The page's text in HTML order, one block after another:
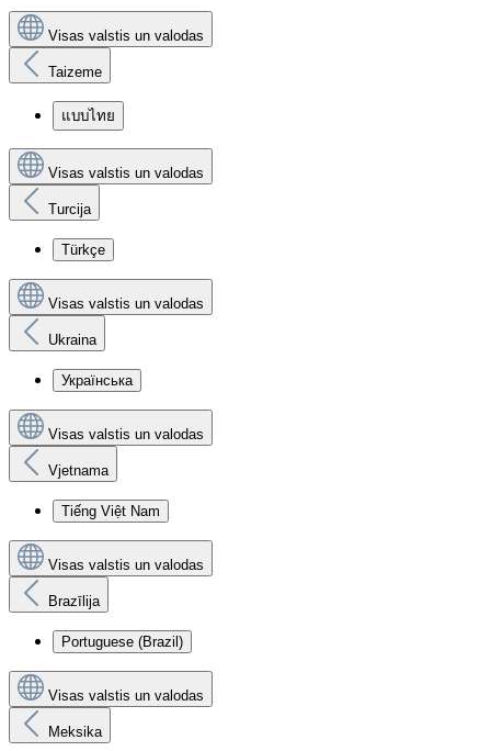
Visas valstis un valodas
Taizeme
แบบไทย
Visas valstis un valodas
Turcija
Türkçe
Visas valstis un valodas
Ukraina
Українська
Visas valstis un valodas
Vjetnama
Tiếng Việt Nam
Visas valstis un valodas
Brazīlija
Portuguese (Brazil)
Visas valstis un valodas
Meksika